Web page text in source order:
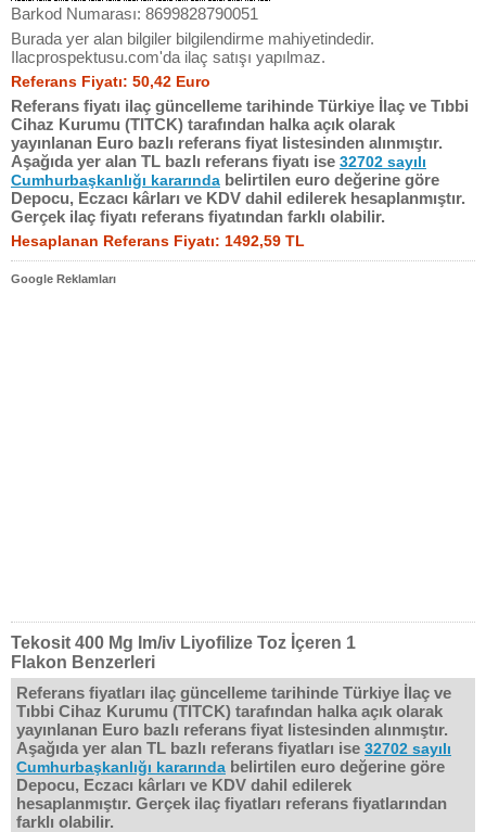
Barkod Numarası: 8699828790051
Burada yer alan bilgiler bilgilendirme mahiyetindedir.
Ilacprospektusu.com'da ilaç satışı yapılmaz.
Referans Fiyatı: 50,42 Euro
Referans fiyatı ilaç güncelleme tarihinde Türkiye İlaç ve Tıbbi
Cihaz Kurumu (TITCK) tarafından halka açık olarak
yayınlanan Euro bazlı referans fiyat listesinden alınmıştır.
Aşağıda yer alan TL bazlı referans fiyatı ise 32702 sayılı
Cumhurbaşkanlığı kararında belirtilen euro değerine göre
Depocu, Eczacı kârları ve KDV dahil edilerek hesaplanmıştır.
Gerçek ilaç fiyatı referans fiyatından farklı olabilir.
Hesaplanan Referans Fiyatı: 1492,59 TL
Google Reklamları
Tekosit 400 Mg Im/iv Liyofilize Toz İçeren 1
Flakon Benzerleri
Referans fiyatları ilaç güncelleme tarihinde Türkiye İlaç ve
Tıbbi Cihaz Kurumu (TITCK) tarafından halka açık olarak
yayınlanan Euro bazlı referans fiyat listesinden alınmıştır.
Aşağıda yer alan TL bazlı referans fiyatları ise 32702 sayılı
Cumhurbaşkanlığı kararında belirtilen euro değerine göre
Depocu, Eczacı kârları ve KDV dahil edilerek
hesaplanmıştır. Gerçek ilaç fiyatları referans fiyatlarından
farklı olabilir.